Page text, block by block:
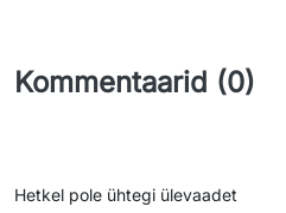
Kommentaarid (0)
Hetkel pole ühtegi ülevaadet